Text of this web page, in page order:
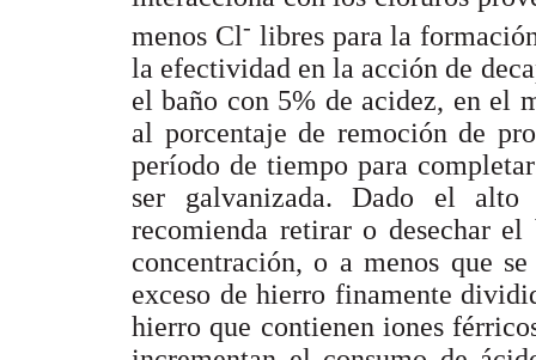
menos Cl- libres para la
la efectividad en la acción de
el baño con 5% de acidez, en el
al porcentaje de remoción de
período de tiempo para
ser galvanizada. Dado el
recomienda retirar o desechar
concentración, o a menos que
exceso de hierro finamente
hierro que contienen iones